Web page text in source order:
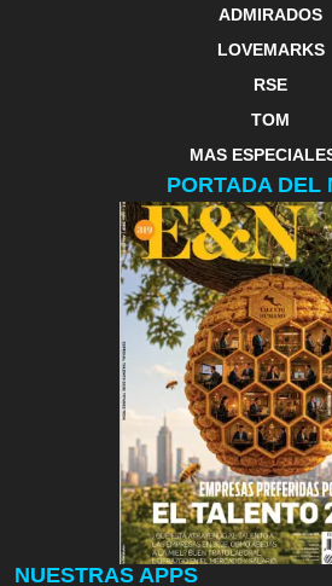
ADMIRADOS
LOVEMARKS
RSE
TOM
MAS
PORTADA DEL
NUESTRAS APPS